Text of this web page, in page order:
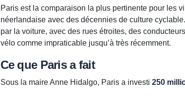
Paris est la comparaison la plus pertinente pour les
néerlandaise avec des décennies de culture
par la voiture, avec des rues étroites, des
vélo comme impraticable jusqu’à très récemment.
Ce que Paris a fait
Sous la maire Anne Hidalgo, Paris a investi 250